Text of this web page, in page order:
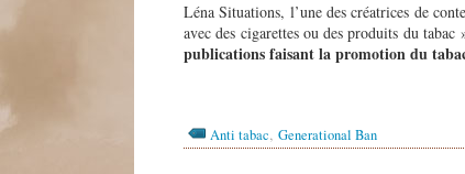
Léna Situations, l’une des créatrices de
avec des cigarettes ou des produits du
publications faisant la promotion du
Anti tabac, Generational Ban